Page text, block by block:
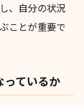
、自分の状況
ことが重要で
っているか